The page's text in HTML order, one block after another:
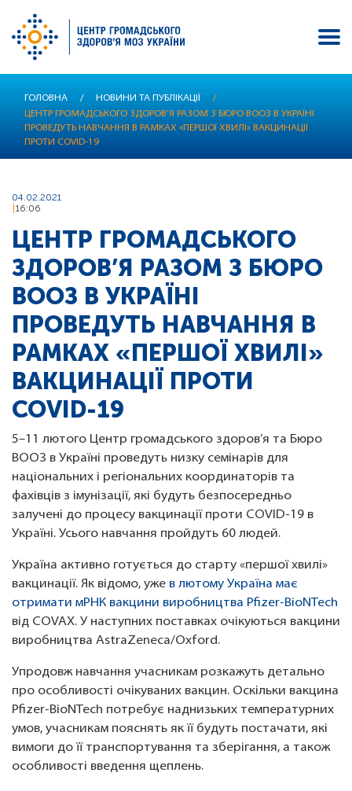
основного
вмісту
ГОЛОВНА / НОВИНИ ТА ПУБЛІКАЦІЇ
/
ЦЕНТР ГРОМАДСЬКОГО ЗДОРОВ’Я РАЗОМ З БЮРО ВООЗ В УКРАЇНІ
ПРОВЕДУТЬ НАВЧАННЯ В РАМКАХ «ПЕРШОЇ ХВИЛІ» ВАКЦИНАЦІЇ
ПРОТИ COVID-19
04.02.2021
16:06
ЦЕНТР ГРОМАДСЬКОГО
ЗДОРОВ’Я РАЗОМ З БЮРО
ВООЗ В УКРАЇНІ
ПРОВЕДУТЬ НАВЧАННЯ В
РАМКАХ «ПЕРШОЇ ХВИЛІ»
ВАКЦИНАЦІЇ ПРОТИ
COVID-19
5–11 лютого Центр громадського здоров’я та Бюро
ВООЗ в Україні проведуть низку семінарів для
національних і регіональних координаторів та
фахівців з імунізації, які будуть безпосередньо
залучені до процесу вакцинації проти COVID-19 в
Україні. Усього навчання пройдуть 60 людей.
Україна активно готується до старту «першої хвилі»
вакцинації. Як відомо, уже в лютому Україна має
отримати мРНК вакцини виробництва Pfizer-BioNTech
від COVAX. У наступних поставках очікуються вакцини
виробництва AstraZeneca/Oxford.
Упродовж навчання учасникам розкажуть детально
про особливості очікуваних вакцин. Оскільки вакцина
Pfizer-BioNTech потребує наднизьких температурних
умов, учасникам пояснять як її будуть постачати, які
вимоги до її транспортування та зберігання, а також
особливості введення щеплень.